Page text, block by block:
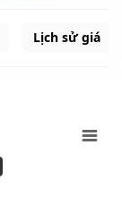
Lịch sử giá